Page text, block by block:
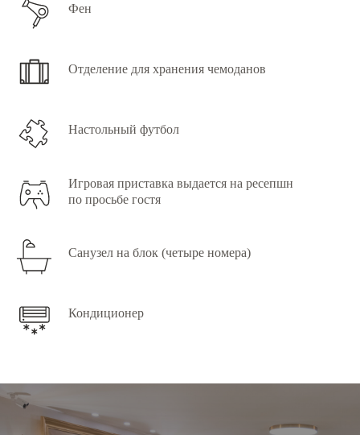
Фен
Отделение для хранения чемоданов
Настольный футбол
Игровая приставка выдается на ресепшн
по просьбе гостя
Санузел на блок (четыре номера)
Кондиционер